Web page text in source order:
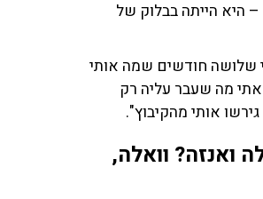
היא הייתה בבלוק של
שלושה חודשים שמה אותי
מה שעבר עליה רק
אותי מהקיבוץ".
ואנזה? וואלה,